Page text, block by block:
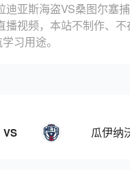
亚斯海盗VS桑图尔塞
视频，本站不制作、
习用途。
VS 瓜伊纳